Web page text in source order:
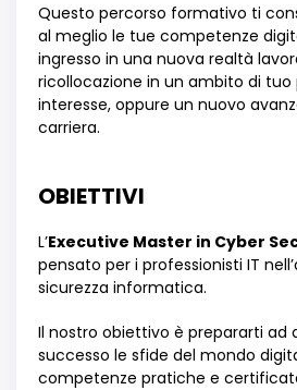
Questo percorso formativo ti
al meglio le tue competenze
ingresso in una nuova realtà
ricollocazione in un ambito di tuo
interesse, oppure un nuovo
carriera.
OBIETTIVI
L’Executive Master in Cyber
pensato per i professionisti IT
sicurezza informatica.
Il nostro obiettivo è prepararti ad
successo le sfide del mondo
competenze pratiche e